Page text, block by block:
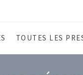
TOUTES LES